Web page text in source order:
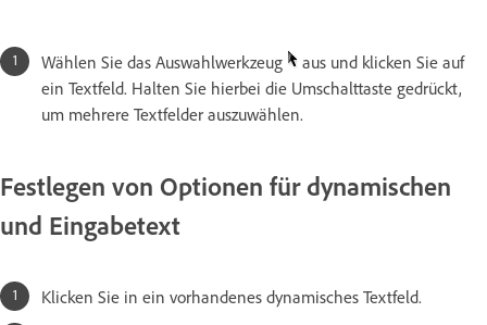
Wählen Sie das Auswahlwerkzeug
aus und klicken Sie auf
ein Textfeld. Halten Sie hierbei die Umschalttaste gedrückt,
um mehrere Textfelder auszuwählen.
Festlegen von Optionen für dynamischen
und Eingabetext
Klicken Sie in ein vorhandenes dynamisches Textfeld.